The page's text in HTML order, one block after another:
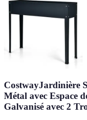
CostwayJardinière
Métal avec Espace
Galvanisé avec 2